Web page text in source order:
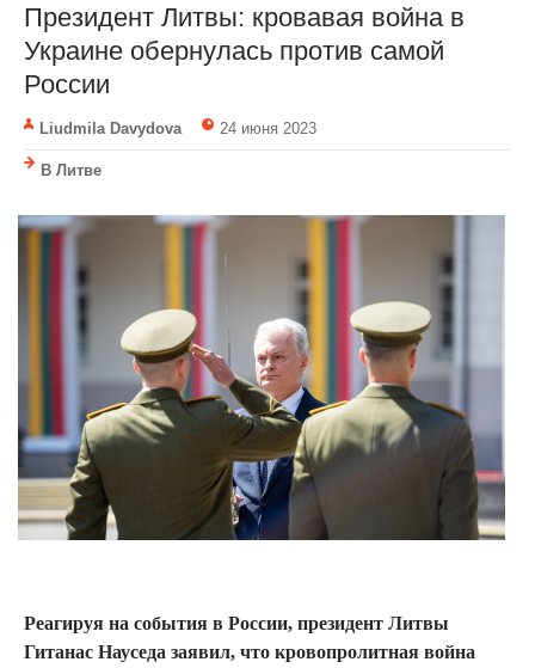
Президент Литвы: кровавая война в
Украине обернулась против самой
России
Liudmila Davydova 24 июня 2023
В Литве
Реагируя на события в России, президент Литвы
Гитанас Науседа заявил, что кровопролитная война